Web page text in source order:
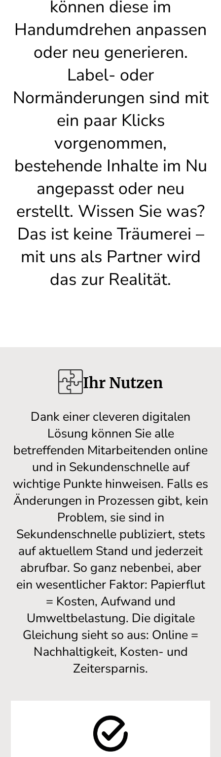
können diese im
Handumdrehen anpassen
oder neu generieren.
Label- oder
Normänderungen sind mit
ein paar Klicks
vorgenommen,
bestehende Inhalte im Nu
angepasst oder neu
erstellt. Wissen Sie was?
Das ist keine Träumerei –
mit uns als Partner wird
das zur Realität.
Ihr Nutzen
Dank einer cleveren digitalen
Lösung können Sie alle
betreffenden Mitarbeitenden online
und in Sekundenschnelle auf
wichtige Punkte hinweisen. Falls es
Änderungen in Prozessen gibt, kein
Problem, sie sind in
Sekundenschnelle publiziert, stets
auf aktuellem Stand und jederzeit
abrufbar. So ganz nebenbei, aber
ein wesentlicher Faktor: Papierflut
= Kosten, Aufwand und
Umweltbelastung. Die digitale
Gleichung sieht so aus: Online =
Nachhaltigkeit, Kosten- und
Zeitersparnis.